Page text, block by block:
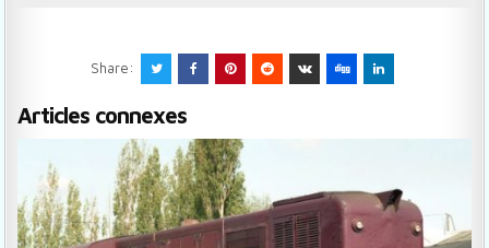
Share:
Articles connexes